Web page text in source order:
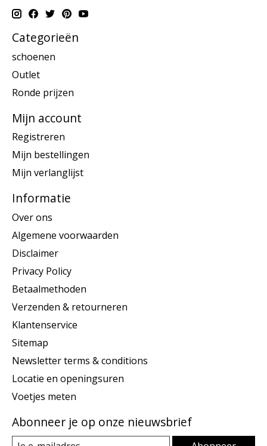
Categorieën
schoenen
Outlet
Ronde prijzen
Mijn account
Registreren
Mijn bestellingen
Mijn verlanglijst
Informatie
Over ons
Algemene voorwaarden
Disclaimer
Privacy Policy
Betaalmethoden
Verzenden & retourneren
Klantenservice
Sitemap
Newsletter terms & conditions
Locatie en openingsuren
Voetjes meten
Abonneer je op onze nieuwsbrief